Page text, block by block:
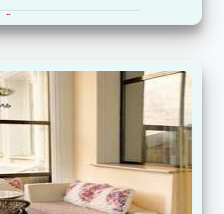
дат не установлена.